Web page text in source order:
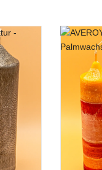
sein ;-)!